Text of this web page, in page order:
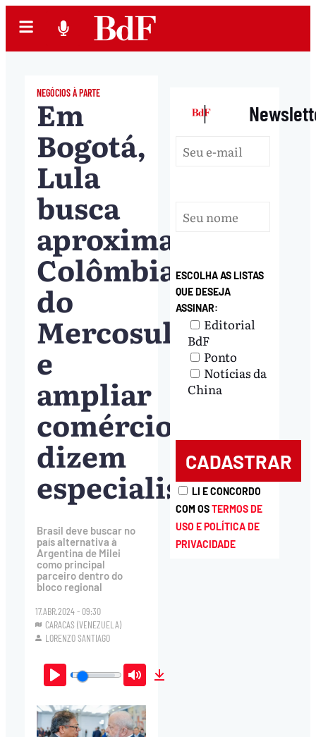
NEGÓCIOS À PARTE
Em
Bogotá,
Lula
busca
aproximar
Colômbia
do
Mercosul
e
ampliar
comércio,
dizem
especialistas
Brasil deve buscar no
país alternativa à
Argentina de Milei
como principal
parceiro dentro do
bloco regional
17.ABR.2024 - 09:30
CARACAS (VENEZUELA)
LORENZO SANTIAGO
Play Mute
|
ESCOLHA AS LISTAS
QUE DESEJA
ASSINAR:
Editorial
BdF
Ponto
Notícias da
China
LI E CONCORDO
COM OSTERMOS DE
USO E POLÍTICA DE
PRIVACIDADE